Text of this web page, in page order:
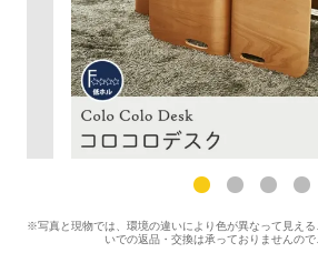
※写真と現物では、環境の違いにより色が異なって見え
いでの返品・交換は承っておりませんので